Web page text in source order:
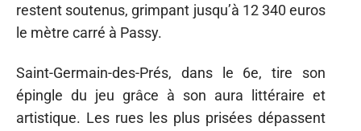
restent soutenus, grimpant jusqu’à 12 340 euros
le mètre carré à Passy.
Saint-Germain-des-Prés, dans le 6e, tire son
épingle du jeu grâce à son aura littéraire et
artistique. Les rues les plus prisées dépassent